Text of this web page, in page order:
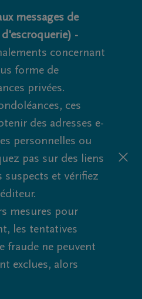
messages de
-
concernant
forme de
privées.
ces
des adresses e-
personnelles ou
pas sur des liens
suspects et vérifiez
mesures pour
les tentatives
fraude ne peuvent
exclues, alors